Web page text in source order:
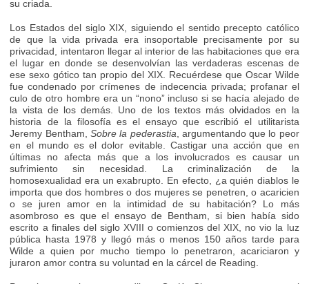
su criada.
Los Estados del siglo XIX, siguiendo el sentido precepto católico
de que la vida privada era insoportable precisamente por su
privacidad, intentaron llegar al interior de las habitaciones que era
el lugar en donde se desenvolvían las verdaderas escenas de
ese sexo gótico tan propio del XIX. Recuérdese que Oscar Wilde
fue condenado por crímenes de indecencia privada; profanar el
culo de otro hombre era un “nono” incluso si se hacía alejado de
la vista de los demás. Uno de los textos más olvidados en la
historia de la filosofía es el ensayo que escribió el utilitarista
Jeremy Bentham, Sobre la pederastia , argumentando que lo peor
en el mundo es el dolor evitable. Castigar una acción que en
últimas no afecta más que a los involucrados es causar un
sufrimiento sin necesidad. La criminalización de la
homosexualidad era un exabrupto. En efecto, ¿a quién diablos le
importa que dos hombres o dos mujeres se penetren, o acaricien
o se juren amor en la intimidad de su habitación? Lo más
asombroso es que el ensayo de Bentham, si bien había sido
escrito a finales del siglo XVIII o comienzos del XIX, no vio la luz
pública hasta 1978 y llegó más o menos 150 años tarde para
Wilde a quien por mucho tiempo lo penetraron, acariciaron y
juraron amor contra su voluntad en la cárcel de Reading.